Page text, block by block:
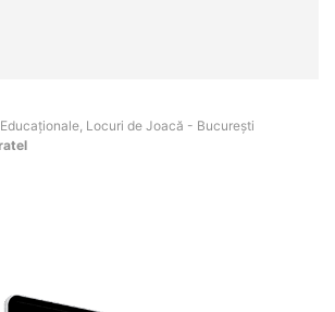
Locuri de Joacă - Bucureşti